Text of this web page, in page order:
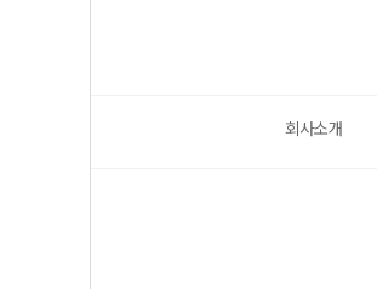
회사소개